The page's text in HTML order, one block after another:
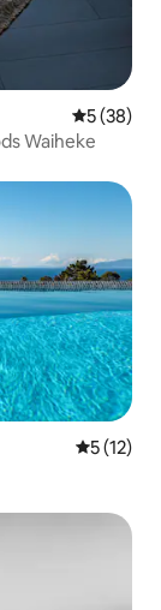
Μέση
5 (38)
Waiheke
Μέση
5 (12)